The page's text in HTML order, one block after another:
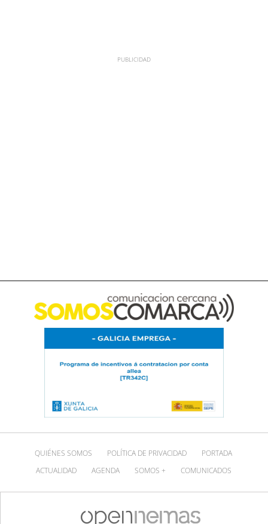
QUIÉNES SOMOS POLÍTICA DE PRIVACIDAD
PORTADA
ACTUALIDAD
AGENDA SOMOS + COMUNICADOS